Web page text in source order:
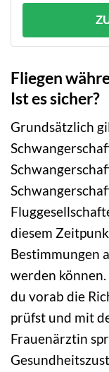
Fliegen
Ist es sicher?
Grundsätzlich
diesem
Bestimmungen
werden können.
du vorab die
prüfst und mit
Frauenärztin